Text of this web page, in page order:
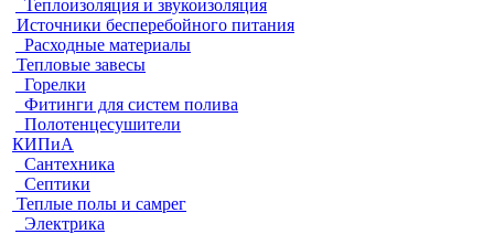
Теплоизоляция и звукоизоляция
Источники бесперебойного питания
Расходные материалы
Тепловые завесы
Горелки
Фитинги для систем полива
Полотенцесушители
КИПиА
Сантехника
Септики
Теплые полы и самрег
Электрика